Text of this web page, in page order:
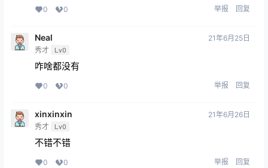
0 0 举报 回复
Neal
秀才 Lv0
21年6月25日
咋啥都没有
0 0 举报 回复
xinxinxin
秀才 Lv0
21年6月26日
不错不错
0 0 举报 回复